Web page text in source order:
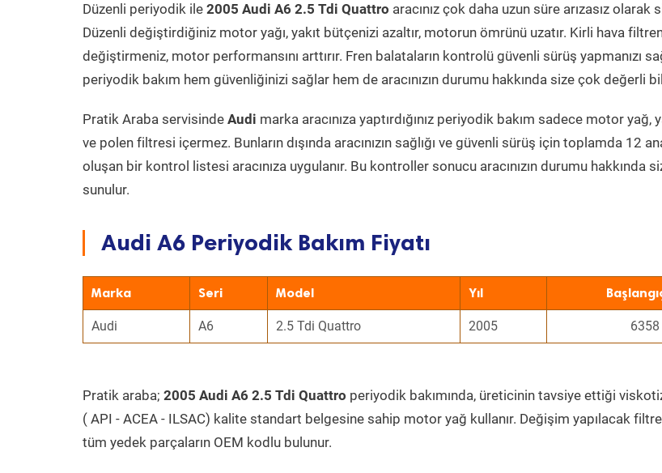
Düzenli periyodik ile 2005 Audi A6 2.5 Tdi Quattro aracınız çok daha uzun süre arızasız olarak
Düzenli değiştirdiğiniz motor yağı, yakıt bütçenizi azaltır, motorun ömrünü uzatır. Kirli hava
değiştirmeniz, motor performansını arttırır. Fren balataların kontrolü güvenli sürüş yapmanızı
periyodik bakım hem güvenliğinizi sağlar hem de aracınızın durumu hakkında size çok değerli
Pratik Araba servisinde Audi marka aracınıza yaptırdığınız periyodik bakım sadece motor yağ,
ve polen filtresi içermez. Bunların dışında aracınızın sağlığı ve güvenli sürüş için toplamda 12
oluşan bir kontrol listesi aracınıza uygulanır. Bu kontroller sonucu aracınızın durumu hakkında
sunulur.
Audi A6 Periyodik Bakım Fiyatı
Marka Seri Model Yıl
Audi A6 2.5 Tdi Quattro 2005
Pratik araba; 2005 Audi A6 2.5 Tdi Quattro periyodik bakımında, üreticinin tavsiye ettiği
( API - ACEA - ILSAC) kalite standart belgesine sahip motor yağ kullanır. Değişim yapılacak
tüm yedek parçaların OEM kodlu bulunur.